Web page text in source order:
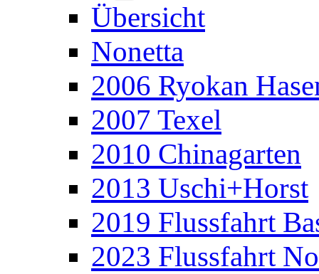
Übersicht
Nonetta
2006 Ryokan
2007 Texel
2010 Chinagarten
2013 Uschi+Horst
2019 Flussfahrt
2023 Flussfahrt